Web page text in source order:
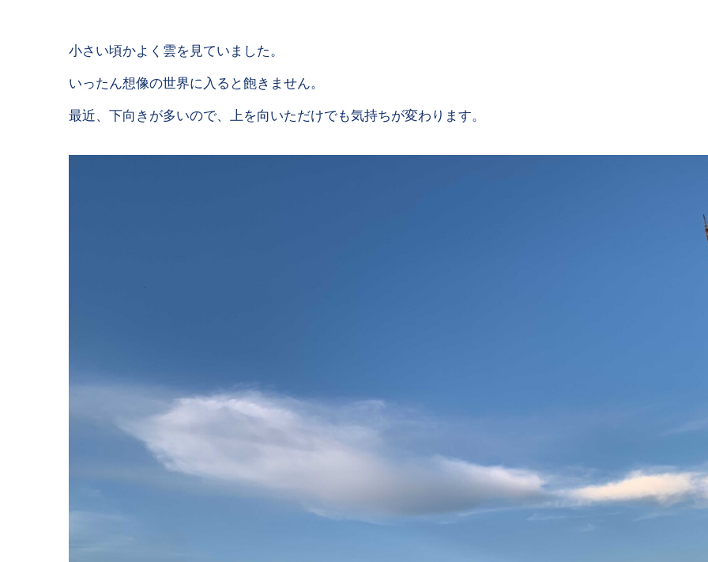
小さい頃かよく雲を見ていました。
いったん想像の世界に入ると飽きません。
最近、下向きが多いので、上を向いただけでも気持ちが変わります。